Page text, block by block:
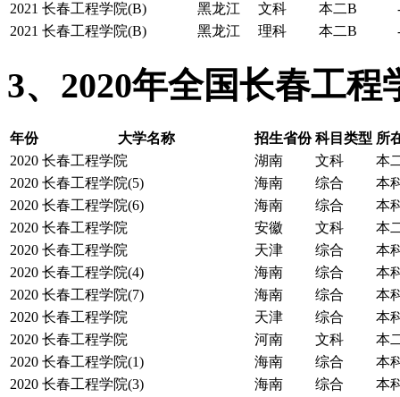
2021 长春工程学院(B) 黑龙江 文科 本二B
2021 长春工程学院(B) 黑龙江 理科 本二B
3、2020年全国长春工程
年份 大学名称 招生省份 科目类型 所
2020 长春工程学院 湖南 文科
本
2020 长春工程学院(5) 海南 综合
本
2020 长春工程学院(6) 海南 综合
本
2020 长春工程学院 安徽 文科
本
2020 长春工程学院 天津 综合
本
2020 长春工程学院(4) 海南 综合
本
2020 长春工程学院(7) 海南 综合
本
2020 长春工程学院 天津 综合
本
2020 长春工程学院 河南 文科
本
2020 长春工程学院(1) 海南 综合
本
2020 长春工程学院(3) 海南 综合
本